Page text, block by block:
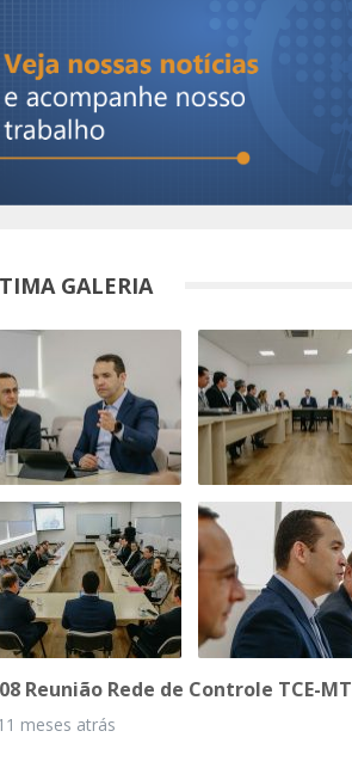
GALERIA
Reunião Rede de Controle TCE-MT
meses atrás